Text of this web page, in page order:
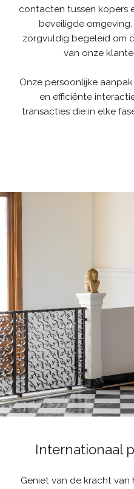
contacten tussen kopers
beveiligde
zorgvuldig begeleid om
van onze
Onze persoonlijke
en efficiënte
transacties die in elke
Internationaal
Geniet van de kracht van